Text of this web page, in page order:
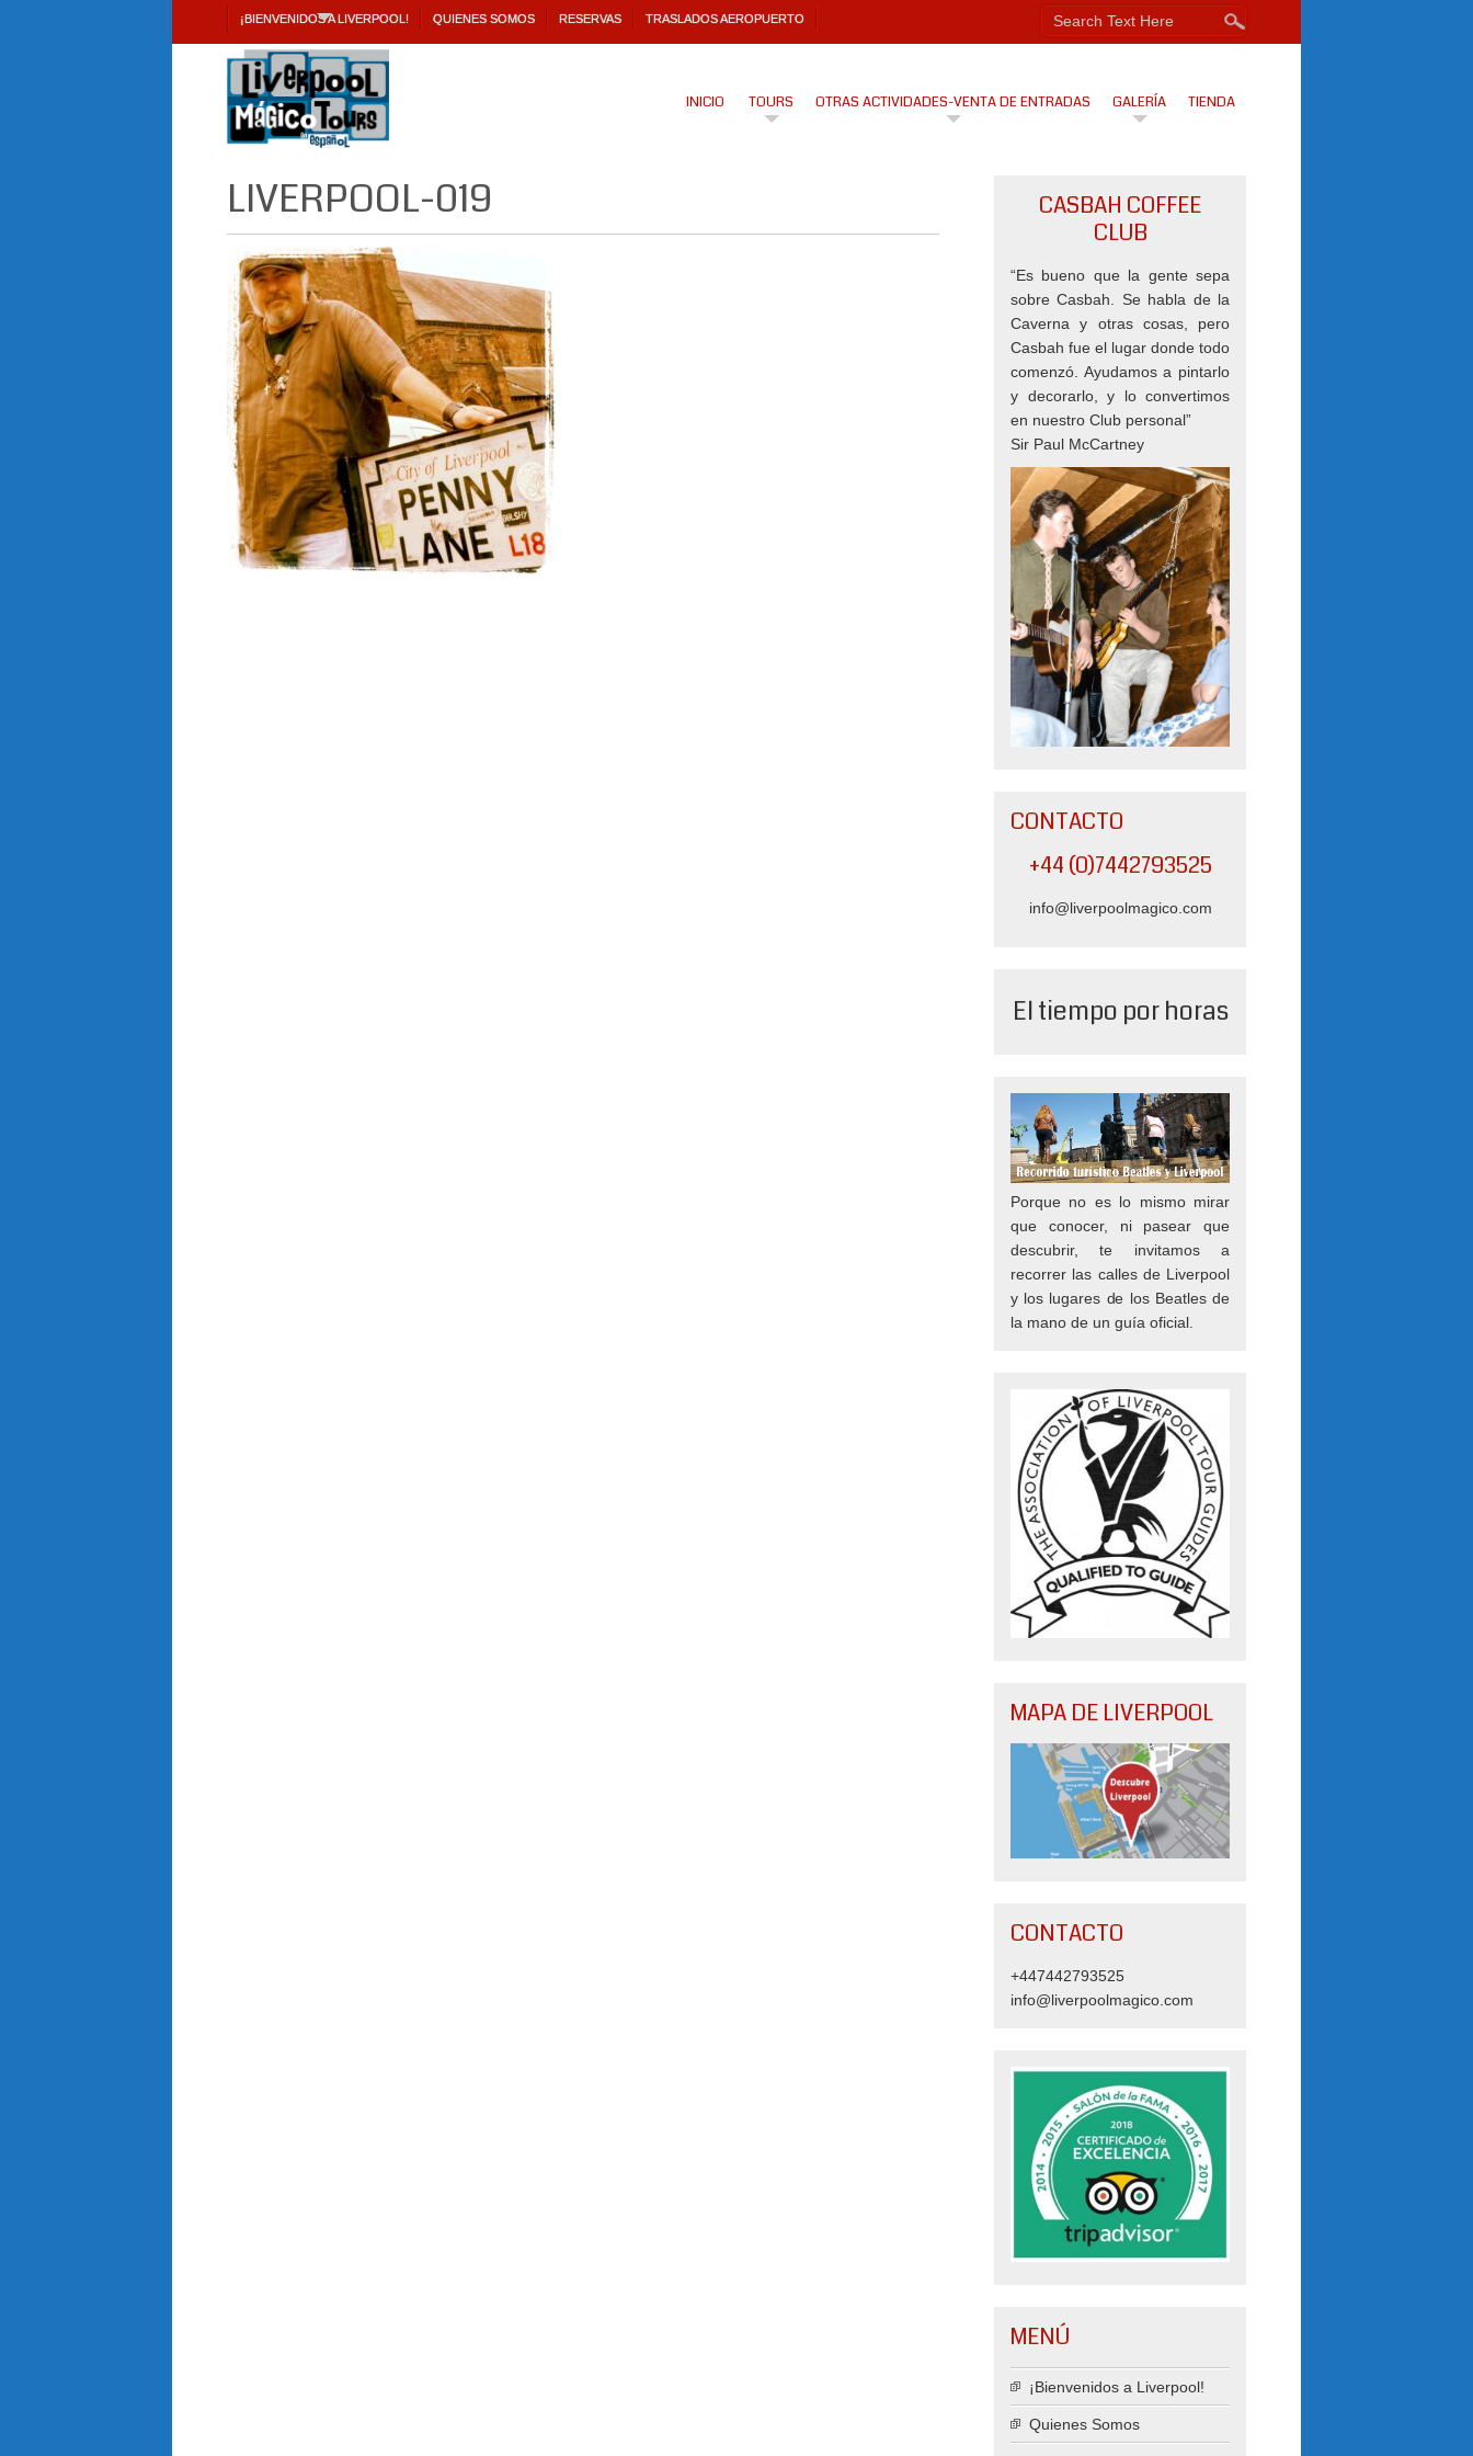
¡BIENVENIDOS A LIVERPOOL! QUIENES SOMOS RESERVAS TRASLADOS AEROPUERTO
INICIO TOURS OTRAS ACTIVIDADES-VENTA DE ENTRADAS GALERÍA TIENDA
LIVERPOOL-019
CASBAH COFFEE
CLUB
“Es bueno que la gente sepa
sobre Casbah. Se habla de la
Caverna y otras cosas, pero
Casbah fue el lugar donde todo
comenzó. Ayudamos a pintarlo
y decorarlo, y lo convertimos
en nuestro Club personal”
Sir Paul McCartney
CONTACTO
+44 (0)7442793525
info@liverpoolmagico.com
El tiempo por horas
Porque no es lo mismo mirar
que conocer, ni pasear que
descubrir, te invitamos a
recorrer las calles de Liverpool
y los lugares de los Beatles de
la mano de un guía oficial.
MAPA DE LIVERPOOL
CONTACTO
+447442793525
info@liverpoolmagico.com
MENÚ
¡Bienvenidos a Liverpool!
Quienes Somos